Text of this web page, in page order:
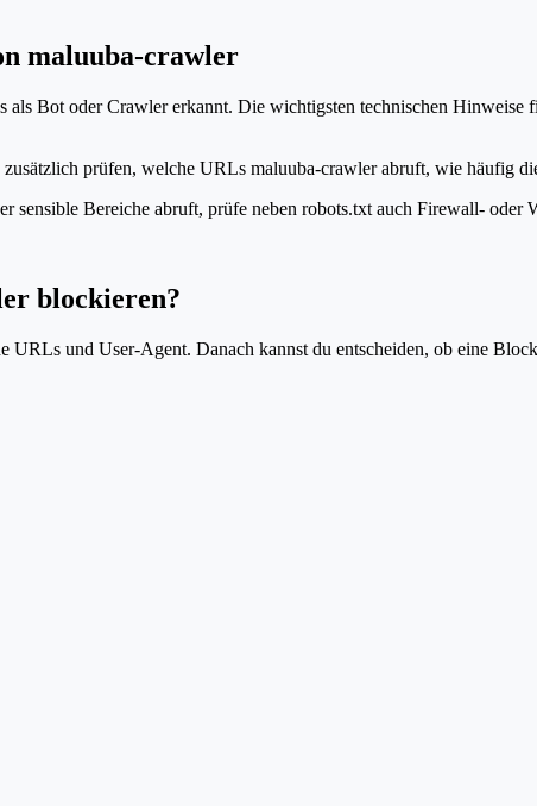
maluuba-crawler
Bot oder Crawler erkannt. Die wichtigsten technischen Hinweise
prüfen, welche URLs maluuba-crawler abruft, wie häufig
sensible Bereiche abruft, prüfe neben robots.txt auch Firewall- oder
blockieren?
URLs und User-Agent. Danach kannst du entscheiden, ob eine